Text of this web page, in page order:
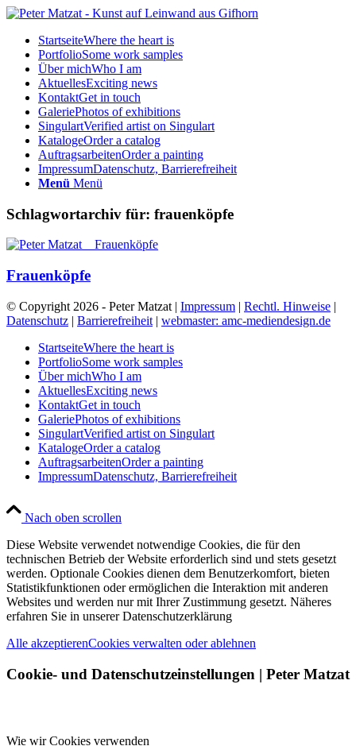
StartseiteWhere the heart is
PortfolioSome work samples
Über michWho I am
AktuellesExciting news
KontaktGet in touch
GaleriePhotos of exhibitions
SingulartVerified artist on Singulart
KatalogeOrder a catalog
AuftragsarbeitenOrder a painting
ImpressumDatenschutz, Barrierefreiheit
Menü Menü
Schlagwortarchiv für: frauenköpfe
Frauenköpfe
© Copyright 2026 - Peter Matzat | Impressum | Rechtl. Hinweise |
Datenschutz | Barrierefreiheit | webmaster: amc-mediendesign.de
StartseiteWhere the heart is
PortfolioSome work samples
Über michWho I am
AktuellesExciting news
KontaktGet in touch
GaleriePhotos of exhibitions
SingulartVerified artist on Singulart
KatalogeOrder a catalog
AuftragsarbeitenOrder a painting
ImpressumDatenschutz, Barrierefreiheit
Nach oben scrollen
Diese Website verwendet notwendige Cookies, die für den
technischen Betrieb der Website erforderlich sind und stets gesetzt
werden. Optionale Cookies dienen dem Benutzerkomfort, bieten
Statistikfunktionen oder ermöglichen die Interaktion mit anderen
Websites und werden nur mit Ihrer Zustimmung gesetzt. Näheres
erfahren Sie in unserer Datenschutzerklärung
Alle akzeptierenCookies verwalten oder ablehnen
Cookie- und Datenschutzeinstellungen | Peter Matzat
Wie wir Cookies verwenden